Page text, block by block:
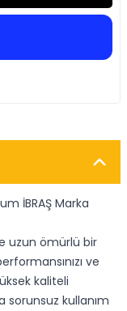
İBRAŞ Marka
uzun ömürlü bir
ve
kaliteli
sorunsuz kullanım